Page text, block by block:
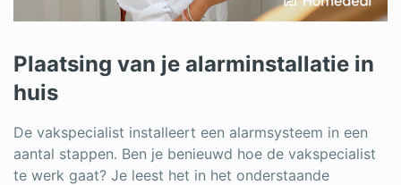
Plaatsing van je alarminstallatie in
huis
De vakspecialist installeert een alarmsysteem in een
aantal stappen. Ben je benieuwd hoe de vakspecialist
te werk gaat? Je leest het in het onderstaande